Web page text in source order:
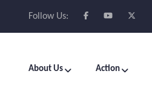
Follow Us:
About Us Action